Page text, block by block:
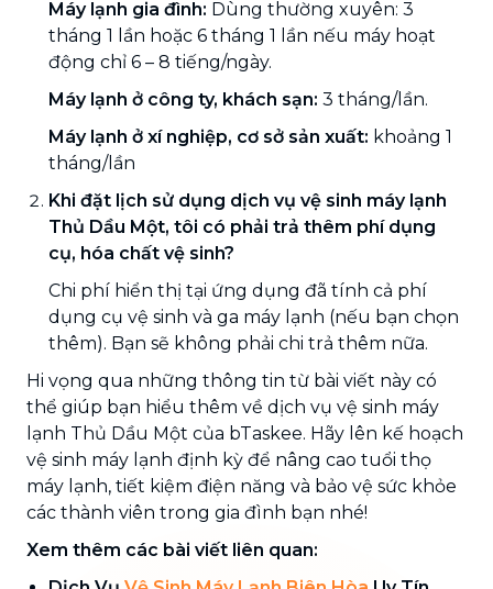
Máy lạnh gia đình: Dùng thường xuyên: 3
tháng 1 lần hoặc 6 tháng 1 lần nếu máy hoạt
động chỉ 6 – 8 tiếng/ngày.
Máy lạnh ở công ty, khách sạn: 3 tháng/lần.
Máy lạnh ở xí nghiệp, cơ sở sản xuất: khoảng 1
tháng/lần
Khi đặt lịch sử dụng dịch vụ vệ sinh máy lạnh
Thủ Dầu Một, tôi có phải trả thêm phí dụng
cụ, hóa chất vệ sinh?
Chi phí hiển thị tại ứng dụng đã tính cả phí
dụng cụ vệ sinh và ga máy lạnh (nếu bạn chọn
thêm). Bạn sẽ không phải chi trả thêm nữa.
Hi vọng qua những thông tin từ bài viết này có
thể giúp bạn hiểu thêm về dịch vụ vệ sinh máy
lạnh Thủ Dầu Một của bTaskee. Hãy lên kế hoạch
vệ sinh máy lạnh định kỳ để nâng cao tuổi thọ
máy lạnh, tiết kiệm điện năng và bảo vệ sức khỏe
các thành viên trong gia đình bạn nhé!
Xem thêm các bài viết liên quan: